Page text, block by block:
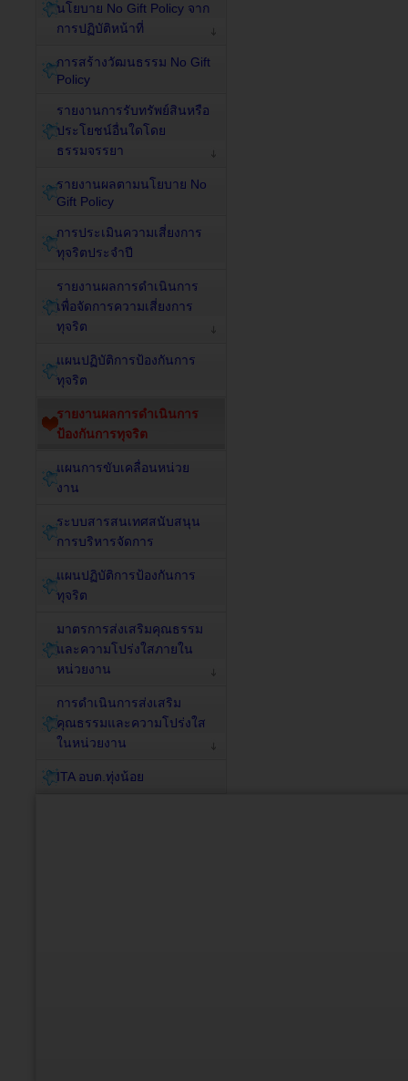
นโยบาย No Gift Policy จาก
การปฏิบัติหน้าที่
การสร้างวัฒนธรรม No Gift
Policy
รายงานการรับทรัพย์สินหรือ
ประโยชน์อื่นใดโดย
ธรรมจรรยา
รายงานผลตามนโยบาย No
Gift Policy
การประเมินความเสี่ยงการ
ทุจริตประจำปี
รายงานผลการดำเนินการ
เพื่อจัดการความเสี่ยงการ
ทุจริต
แผนปฏิบัติการป้องกันการ
ทุจริต
รายงานผลการดำเนินการ
ป้องกันการทุจริต
แผนการขับเคลื่อนหน่วย
งาน
ระบบสารสนเทศสนับสนุน
การบริหารจัดการ
แผนปฏิบัติการป้องกันการ
ทุจริต
มาตรการส่งเสริมคุณธรรม
และความโปร่งใสภายใน
หน่วยงาน
การดำเนินการส่งเสริม
คุณธรรมและความโปร่งใส
ในหน่วยงาน
ITA อบต.ทุ่งน้อย